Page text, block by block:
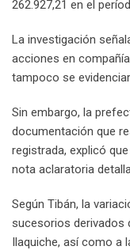
262.927,21 en el
La investigación
acciones en
tampoco se
Sin embargo, la
documentación que
registrada, explicó
nota aclaratoria
Según Tibán, la
sucesorios derivados
Ilaquiche, así como a